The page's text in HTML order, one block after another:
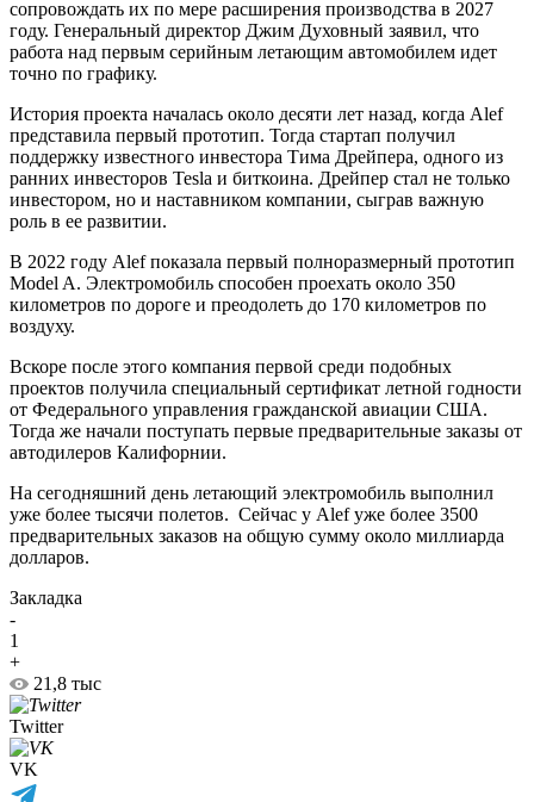
сопровождать их по мере расширения производства в 2027
году. Генеральный директор Джим Духовный заявил, что
работа над первым серийным летающим автомобилем идет
точно по графику.
История проекта началась около десяти лет назад, когда Alef
представила первый прототип. Тогда стартап получил
поддержку известного инвестора Тима Дрейпера, одного из
ранних инвесторов Tesla и биткоина. Дрейпер стал не только
инвестором, но и наставником компании, сыграв важную
роль в ее развитии.
В 2022 году Alef показала первый полноразмерный прототип
Model A. Электромобиль способен проехать около 350
километров по дороге и преодолеть до 170 километров по
воздуху.
Вскоре после этого компания первой среди подобных
проектов получила специальный сертификат летной годности
от Федерального управления гражданской авиации США.
Тогда же начали поступать первые предварительные заказы от
автодилеров Калифорнии.
На сегодняшний день летающий электромобиль выполнил
уже более тысячи полетов. Сейчас у Alef уже более 3500
предварительных заказов на общую сумму около миллиарда
долларов.
Закладка
-
1
+
21,8 тыс
Twitter
VK